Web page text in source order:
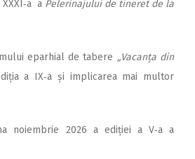
a Pelerinajului de tineret de la
eparhial de tabere „Vacanța din
a IX‑a și implicarea mai multor
noiembrie 2026 a ediției a V‑a a